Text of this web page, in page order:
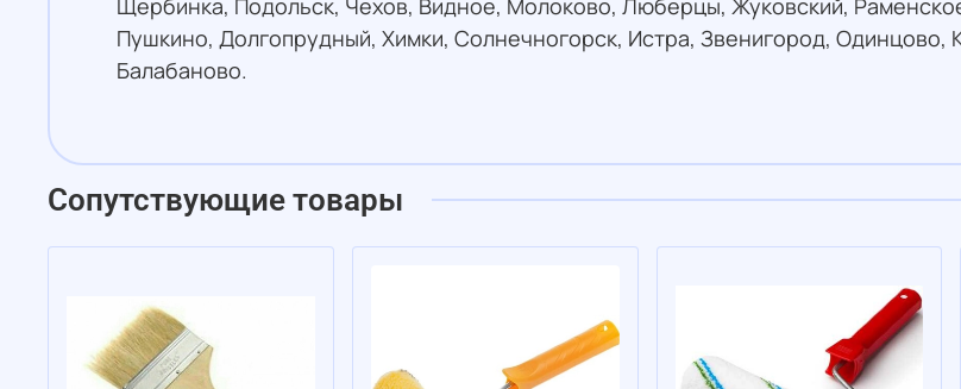
Щербинка, Подольск, Чехов, Видное, Молоково, Люберцы, Жуковский,
Пушкино, Долгопрудный, Химки, Солнечногорск, Истра, Звенигород, Одинцово,
Балабаново.
Сопутствующие товары